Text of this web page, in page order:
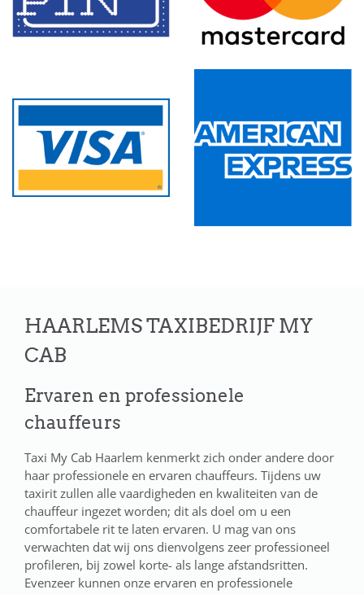
HAARLEMS TAXIBEDRIJF MY
CAB
Ervaren en professionele
chauffeurs
Taxi My Cab Haarlem kenmerkt zich onder andere door
haar professionele en ervaren chauffeurs. Tijdens uw
taxirit zullen alle vaardigheden en kwaliteiten van de
chauffeur ingezet worden; dit als doel om u een
comfortabele rit te laten ervaren. U mag van ons
verwachten dat wij ons dienvolgens zeer professioneel
profileren, bij zowel korte- als lange afstandsritten.
Evenzeer kunnen onze ervaren en professionele